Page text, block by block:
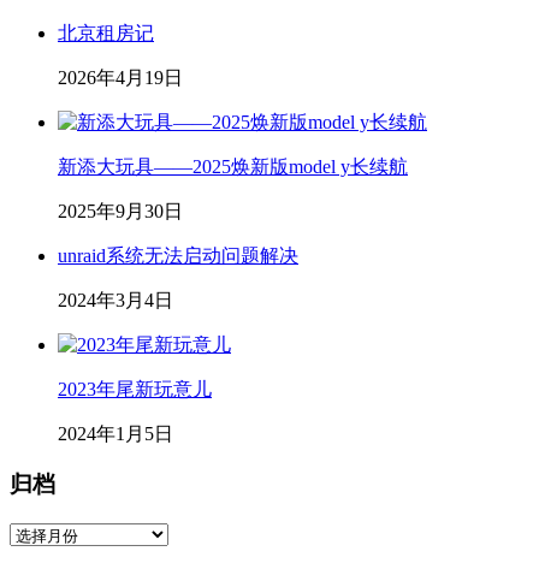
北京租房记
2026年4月19日
新添大玩具——2025焕新版model y长续航
2025年9月30日
unraid系统无法启动问题解决
2024年3月4日
2023年尾新玩意儿
2024年1月5日
归档
归